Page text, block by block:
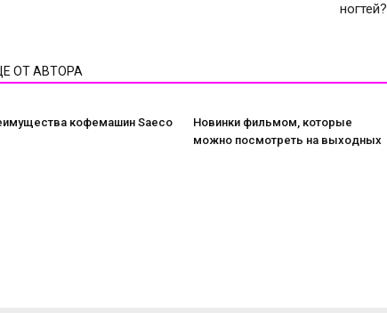
ногтей?
ОТ АВТОРА
кофемашин Saeco
Новинки фильмом, которые
можно посмотреть на выходных